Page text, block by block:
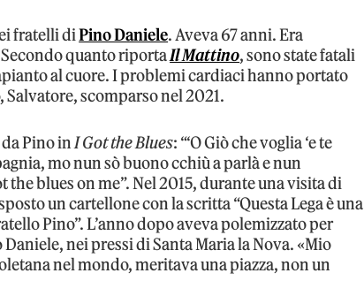
fratelli diPino Daniele. Aveva 67 anni. Era
quanto riportaIl Mattino, sono state fatali
al cuore. I problemi cardiaci hanno portato
scomparso nel 2021.
Pino inI Got the Blues: “‘O Giò che voglia ‘e te
mo nun sò buono cchiù a parlà e nun
the blues on me”. Nel 2015, durante una visita di
un cartellone con la scritta “Questa Lega è una
Pino”. L’anno dopo aveva polemizzato per
nei pressi di Santa Maria la Nova. «Mio
nel mondo, meritava una piazza, non un